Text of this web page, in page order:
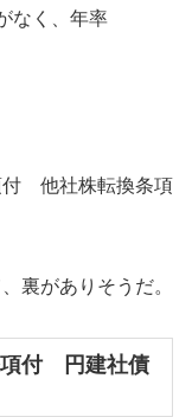
なく、年率
付 他社株転換条項
裏がありそうだ。
付 円建社債